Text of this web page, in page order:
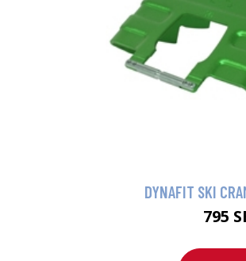
DYNAFIT SKI
795